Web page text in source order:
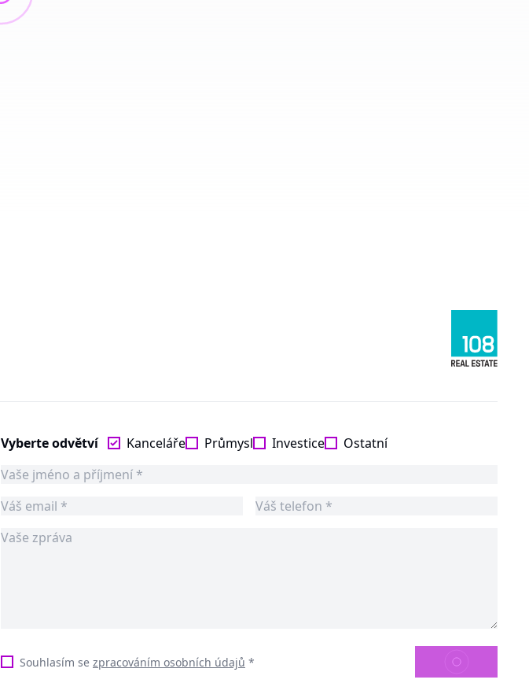
Vyberte odvětví Kanceláře Průmysl Investice Ostatní
Souhlasím se zpracováním osobních údajů * ODESLAT